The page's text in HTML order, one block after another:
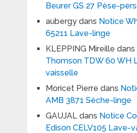
Beurer GS 27 Pèse-
aubergydans Notice
65211 Lave-linge
KLEPPING Mireille dans
Thomson TDW 60 WH
vaisselle
Moricet Pierre dans
AMB 3871 Sèche-linge
GAUJALdans Notice
Edison CELV105 Lave-